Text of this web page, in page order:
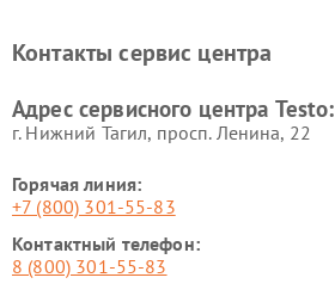
Контакты сервис центра
Адрес сервисного центра Testo:
г. Нижний Тагил, просп. Ленина, 22
Горячая линия:
+7 (800) 301-55-83
Контактный телефон:
8 (800) 301-55-83